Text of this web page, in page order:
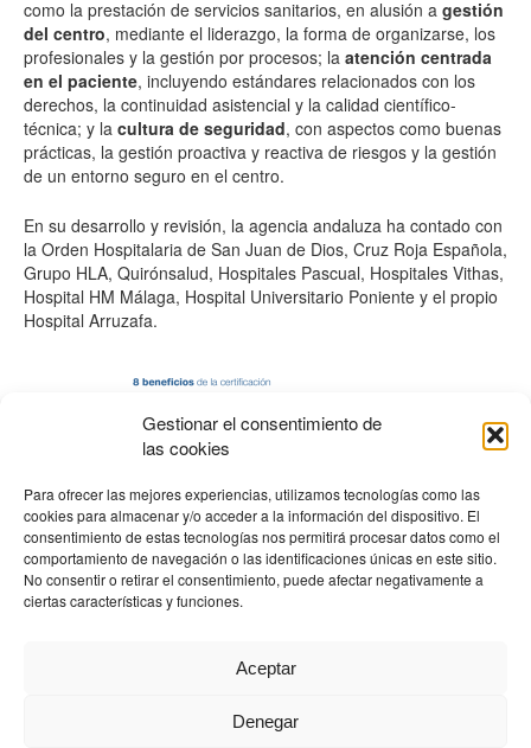
Gestionar el consentimiento de
las cookies
Para ofrecer las mejores experiencias, utilizamos tecnologías como las
cookies para almacenar y/o acceder a la información del dispositivo. El
consentimiento de estas tecnologías nos permitirá procesar datos como el
comportamiento de navegación o las identificaciones únicas en este sitio.
No consentir o retirar el consentimiento, puede afectar negativamente a
ciertas características y funciones.
Aceptar
Denegar
como la prestación de servicios sanitarios, en alusión a gestión
del centro, mediante el liderazgo, la forma de organizarse, los
profesionales y la gestión por procesos; la atención centrada
en el paciente, incluyendo estándares relacionados con los
derechos, la continuidad asistencial y la calidad científico-
técnica; y la cultura de seguridad, con aspectos como buenas
prácticas, la gestión proactiva y reactiva de riesgos y la gestión
de un entorno seguro en el centro.
En su desarrollo y revisión, la agencia andaluza ha contado con
la Orden Hospitalaria de San Juan de Dios, Cruz Roja Española,
Grupo HLA, Quirónsalud, Hospitales Pascual, Hospitales Vithas,
Hospital HM Málaga, Hospital Universitario Poniente y el propio
Hospital Arruzafa.